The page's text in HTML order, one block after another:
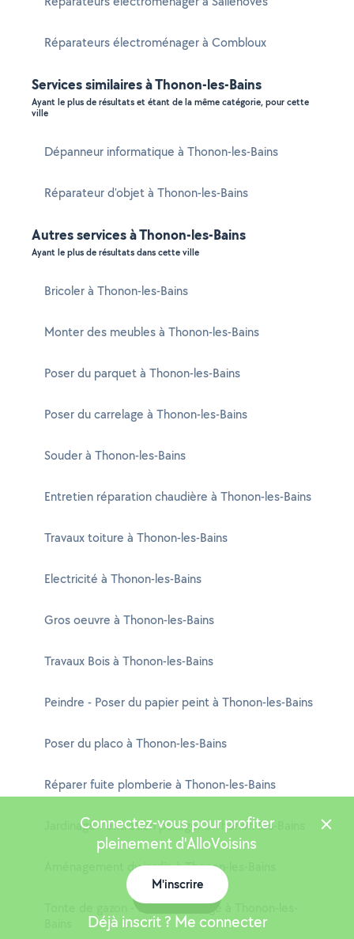
Réparateurs électroménager à Combloux
Services similaires à Thonon-les-Bains
Ayant le plus de résultats et étant de la même catégorie, pour cette
ville
Dépanneur informatique à Thonon-les-Bains
Réparateur d'objet à Thonon-les-Bains
Autres services à Thonon-les-Bains
Ayant le plus de résultats dans cette ville
Bricoler à Thonon-les-Bains
Monter des meubles à Thonon-les-Bains
Poser du parquet à Thonon-les-Bains
Poser du carrelage à Thonon-les-Bains
Souder à Thonon-les-Bains
Entretien réparation chaudière à Thonon-les-Bains
Travaux toiture à Thonon-les-Bains
Electricité à Thonon-les-Bains
Gros oeuvre à Thonon-les-Bains
Travaux Bois à Thonon-les-Bains
Peindre - Poser du papier peint à Thonon-les-Bains
Poser du placo à Thonon-les-Bains
Réparer fuite plomberie à Thonon-les-Bains
Jardinage - entretien potager à Thonon-les-Bains
Aménagement du jardin à Thonon-les-Bains
Tonte de gazon - Débroussaillage à Thonon-les-
Connectez-vous pour profiter
pleinement d'AlloVoisins
M'inscrire
Déjà inscrit ? Me connecter